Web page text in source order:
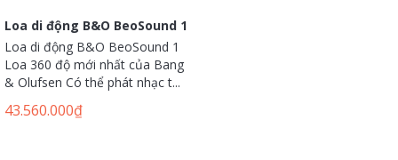
Loa di động B&O BeoSound 1
Loa di động B&O BeoSound 1
Loa 360 độ mới nhất của Bang
& Olufsen Có thể phát nhạc t...
43.560.000₫